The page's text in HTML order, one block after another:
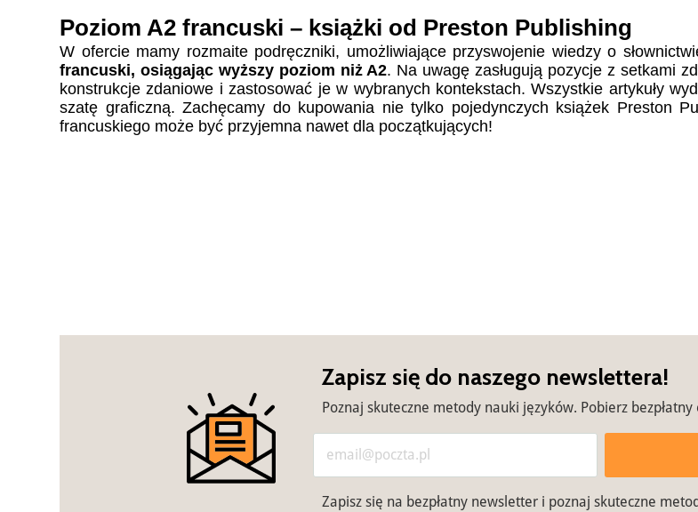
Poziom A2 francuski – książki od Preston Publishing
W ofercie mamy rozmaite podręczniki, umożliwiające przyswojenie wiedzy o
francuski, osiągając wyższy poziom niż A2. Na uwagę zasługują pozycje z setkami
konstrukcje zdaniowe i zastosować je w wybranych kontekstach. Wszystkie artykuły
szatę graficzną. Zachęcamy do kupowania nie tylko pojedynczych książek Preston
francuskiego może być przyjemna nawet dla początkujących!
Zapisz się do naszego newslettera!
Poznaj skuteczne metody nauki języków. Pobierz bezpłatny
Zapisz się na bezpłatny newsletter i poznaj skuteczne